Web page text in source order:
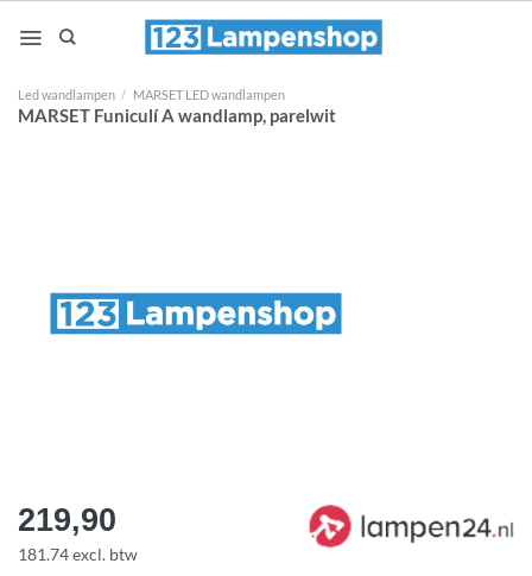
naar
Led wandlampen / MARSET LED wandlampen
MARSET Funiculí A wandlamp, parelwit
219,90
181.74 excl. btw